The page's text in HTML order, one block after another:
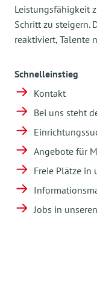
Leistungsfähigkeit
Schritt zu steigern.
reaktiviert, Talente
Schnelleinstieg
Kontakt
Bei uns steht
Angebote für
Freie Plätze in
Jobs in